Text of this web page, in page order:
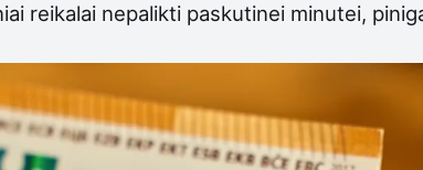
reikalai nepalikti paskutinei minutei,